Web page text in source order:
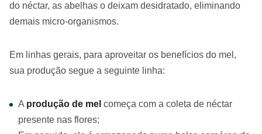
do néctar, as abelhas o deixam desidratado, eliminando
demais micro-organismos.
Em linhas gerais, para aproveitar os benefícios do mel,
sua produção segue a seguinte linha:
A produção de mel começa com a coleta de néctar
presente nas flores;